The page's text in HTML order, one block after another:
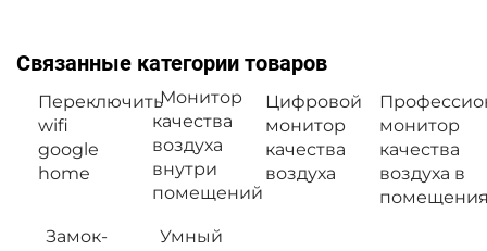
Связанные категории товаров
Переключить
wifi
google
home
Монитор
качества
воздуха
внутри
помещений
Цифровой
монитор
качества
воздуха
монитор
качества
воздуха в
Замок-
Умный